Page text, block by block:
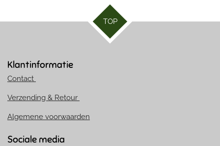
TOP
Klantinformatie
Contact
Verzending & Retour
Algemene voorwaarden
Sociale media